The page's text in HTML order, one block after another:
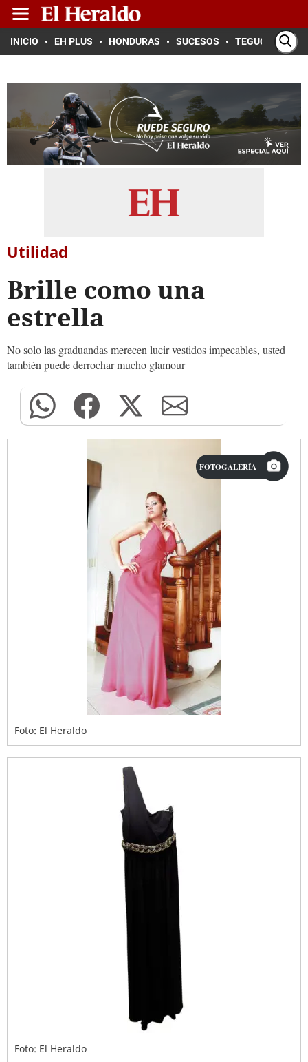
INICIO EH PLUS HONDURAS SUCESOS TEGUCIGALPA
Utilidad
Brille como una
estrella
No solo las graduandas merecen lucir vestidos impecables, usted
también puede derrochar mucho glamour
FOTOGALERÍA
Foto: El Heraldo
Foto: El Heraldo